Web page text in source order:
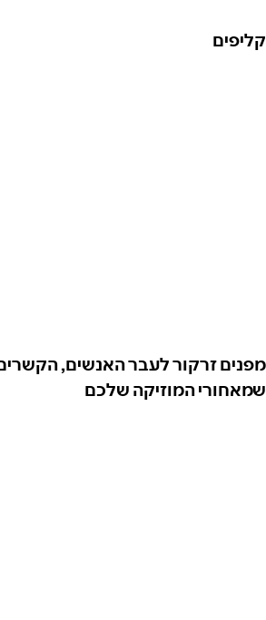
קליפים
מפנים זרקור לעבר האנשים,
שמאחורי המוזיקה שלכם